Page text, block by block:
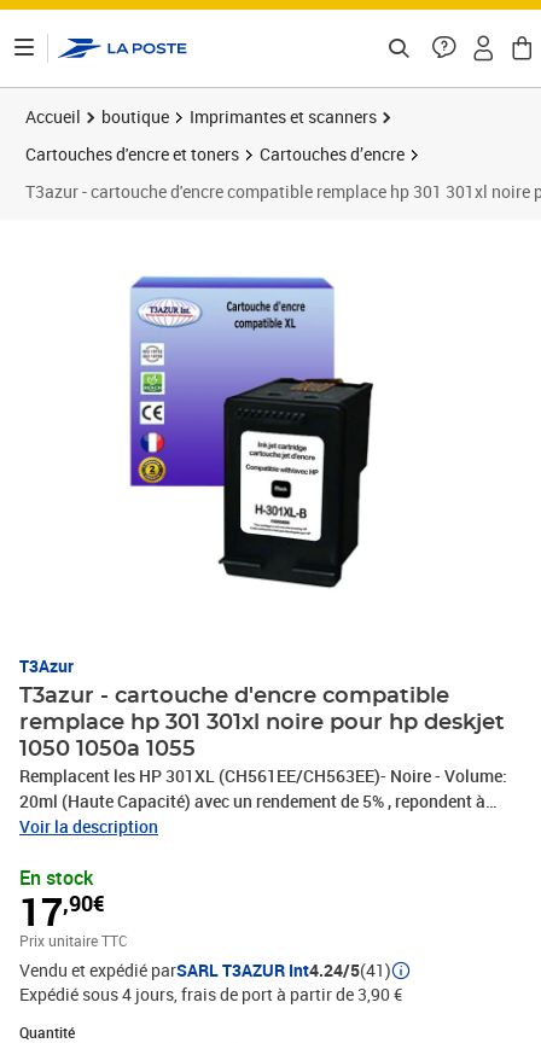
Accueil boutique
Imprimantes et scanners
Cartouches d'encre et toners
Cartouches d’encre
T3azur - cartouche d'encre compatible remplace hp 301 301xl noire
T3Azur
T3azur - cartouche d'encre compatible
remplace hp 301 301xl noire pour hp deskjet
1050 1050a 1055
Remplacent les HP 301XL (CH561EE/CH563EE)- Noire - Volume:
20ml (Haute Capacité) avec un rendement de 5% , repondent à
toutes les normes européennes ISO 9001/14001, STMC, CE, ROHS
Voir la description
En stock
17,90€
Prix unitaire TTC
Vendu et expédié parSARL T3AZUR Int4.24/5(41)
Expédié sous 4 jours, frais de port à partir de 3,90 €
Quantité
Quantité : 1